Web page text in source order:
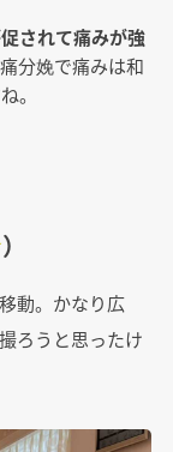
されて痛みが強
分娩で痛みは和
。
）
動。かなり広
ろうと思ったけ